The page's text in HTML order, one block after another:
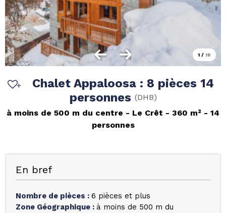
1 / 18
Chalet Appaloosa : 8 pièces 14
personnes (DHB)
à moins de 500 m du centre
Le Crêt 360 m²
14
personnes
En bref
Nombre de pièces : 6 pièces et plus
Zone Géographique : à moins de 500 m du